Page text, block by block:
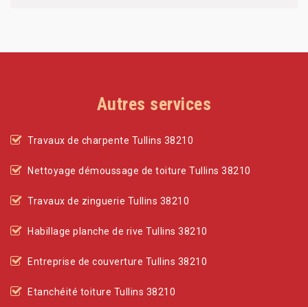
Autres services
Travaux de charpente Tullins 38210
Nettoyage démoussage de toiture Tullins 38210
Travaux de zinguerie Tullins 38210
Habillage planche de rive Tullins 38210
Entreprise de couverture Tullins 38210
Etanchéité toiture Tullins 38210